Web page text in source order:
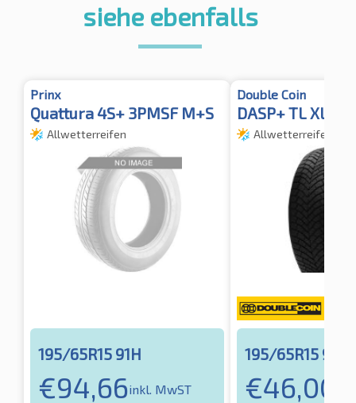
siehe ebenfalls
Prinx
Quattura 4S+ 3PMSF M+S
Allwetterreifen
195/65R15 91H
€94,66inkl. MwST
Double Coin
DASP+ TL XL
Allwetterreifen
195/65R15 95V
€46,00